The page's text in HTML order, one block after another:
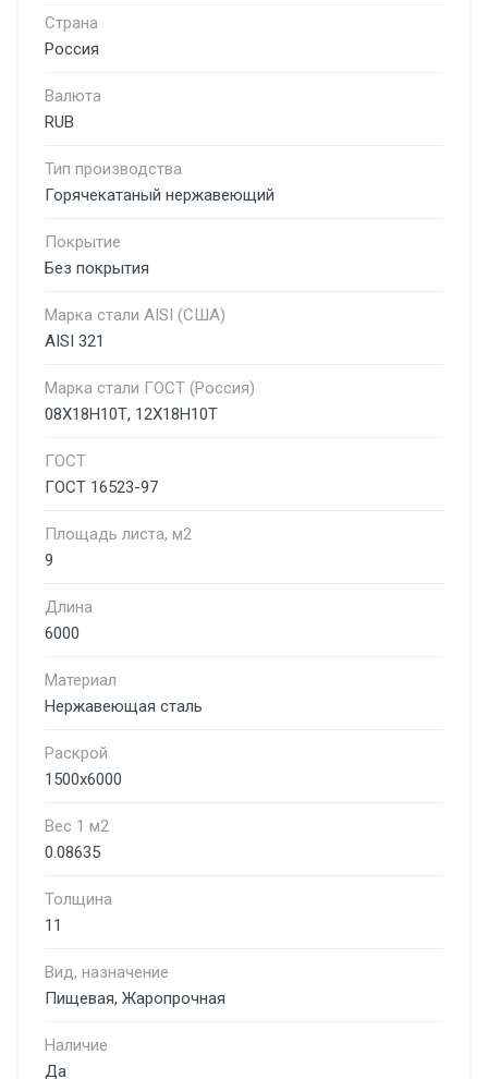
Страна
Россия
Валюта
RUB
Тип производства
Горячекатаный нержавеющий
Покрытие
Без покрытия
Марка стали AISI (США)
AISI 321
Марка стали ГОСТ (Россия)
08Х18Н10Т, 12Х18Н10Т
ГОСТ
ГОСТ 16523-97
Площадь листа, м2
9
Длина
6000
Материал
Нержавеющая сталь
Раскрой
1500х6000
Вес 1 м2
0.08635
Толщина
11
Вид, назначение
Пищевая, Жаропрочная
Наличие
Да